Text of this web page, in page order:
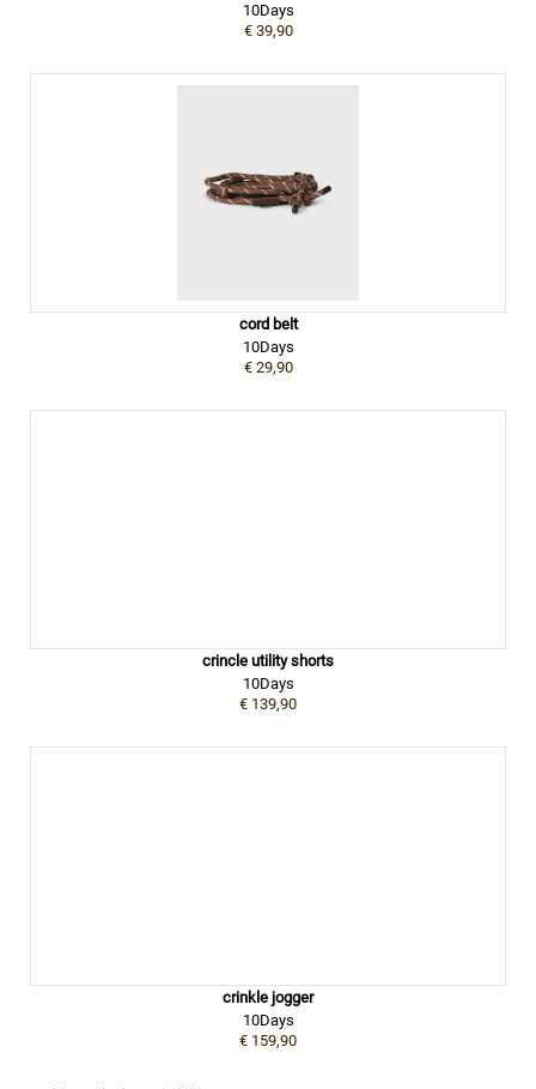
10Days
€ 39,90
cord belt
10Days
€ 29,90
crincle utility shorts
10Days
€ 139,90
crinkle jogger
10Days
€ 159,90